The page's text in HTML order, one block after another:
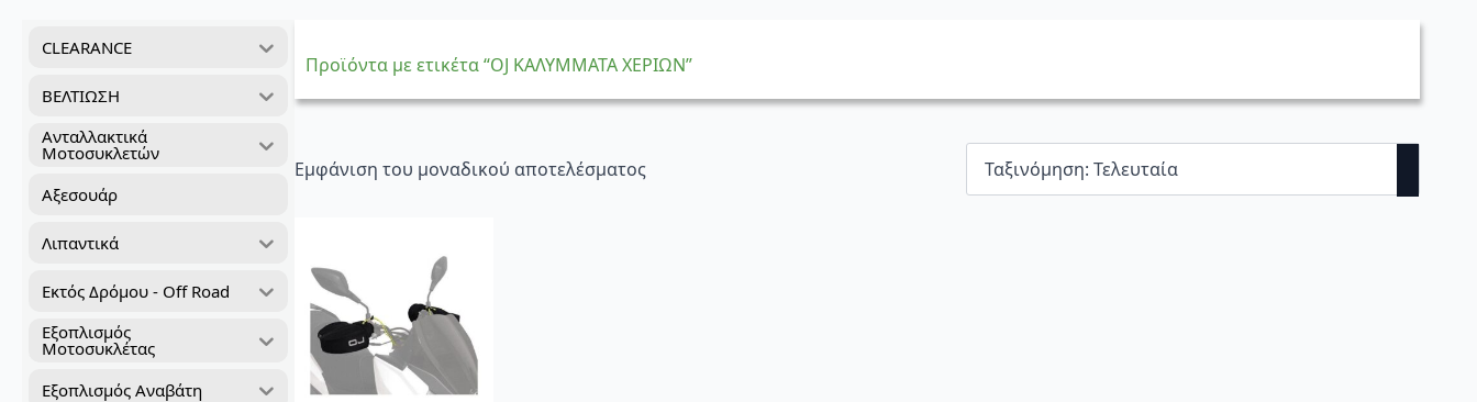
CLEARANCE
ΒΕΛΤΙΩΣΗ
Ανταλλακτικά
Μοτοσυκλετών
Αξεσουάρ
Λιπαντικά
Εκτός Δρόμου - Off Road
Εξοπλισμός
Μοτοσυκλέτας
Εξοπλισμός Αναβάτη
Προϊόντα με ετικέτα “ΟJ ΚΑΛΥΜΜΑΤΑ ΧΕΡΙΩΝ”
Εμφάνιση του μοναδικού αποτελέσματος